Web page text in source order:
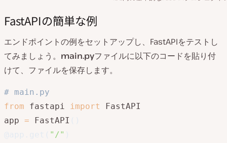
FastAPIの簡単な例
エンドポイントの例をセットアップし、FastAPIをテストし
てみましょう。 main.pyファイルに以下のコードを貼り付
けて、ファイルを保存します。
# main.py
from fastapi import
FastAPI
app = FastAPI
"/"